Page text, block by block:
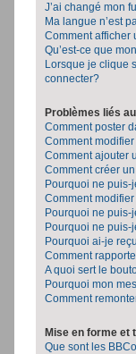
J’ai changé mon
Ma langue n’est
Comment afficher
Qu’est-ce que
Lorsque je clique
connecter?
Problèmes liés
Comment poster
Comment
Comment ajouter
Comment créer
Pourquoi ne puis-
Comment
Pourquoi ne puis-
Pourquoi ne
Pourquoi ai-je
Comment
A quoi sert le
Pourquoi mon
Comment
Mise en forme et
Que sont les